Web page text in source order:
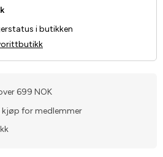
i butikken
699 NOK
for medlemmer